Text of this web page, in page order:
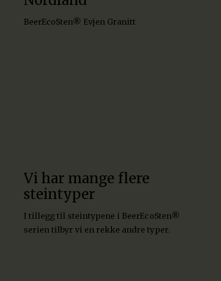
BeerEcoSten® Evjen Granitt
Vi har mange flere
steintyper
I tillegg til steintypene i BeerEcoSten®
serien tilbyr vi en rekke andre typer.